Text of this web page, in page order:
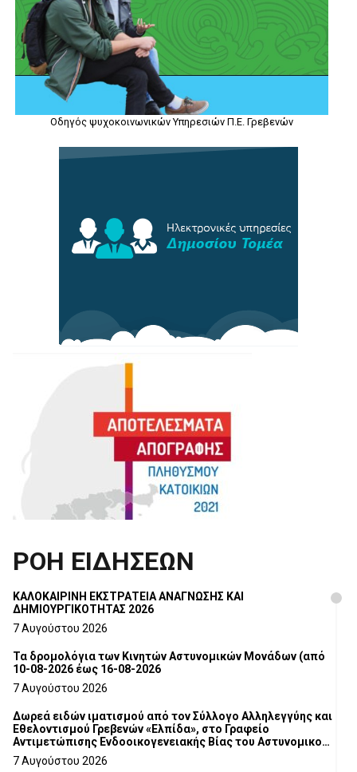
Οδηγός ψυχοκοινωνικών Υπηρεσιών Π.Ε. Γρεβενών
ΡΟΗ ΕΙΔΗΣΕΩΝ
ΚΑΛΟΚΑΙΡΙΝΗ ΕΚΣΤΡΑΤΕΙΑ ΑΝΑΓΝΩΣΗΣ ΚΑΙ
ΔΗΜΙΟΥΡΓΙΚΟΤΗΤΑΣ 2026
7 Αυγούστου 2026
Τα δρομολόγια των Κινητών Αστυνομικών Μονάδων (από
10-08-2026 έως 16-08-2026
7 Αυγούστου 2026
Δωρεά ειδών ιματισμού από τον Σύλλογο Αλληλεγγύης και
Εθελοντισμού Γρεβενών «Ελπίδα», στο Γραφείο
Αντιμετώπισης Ενδοοικογενειακής Βίας του Αστυνομικού
Τμήματος Γρεβενών
7 Αυγούστου 2026